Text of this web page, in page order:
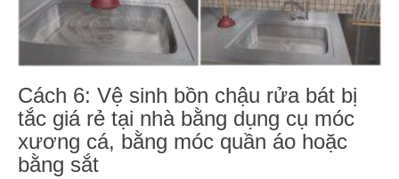
Cách 6: Vệ sinh bồn chậu rửa bát bị
tắc giá rẻ tại nhà bằng dụng cụ móc
xương cá, bằng móc quần áo hoặc
bằng sắt